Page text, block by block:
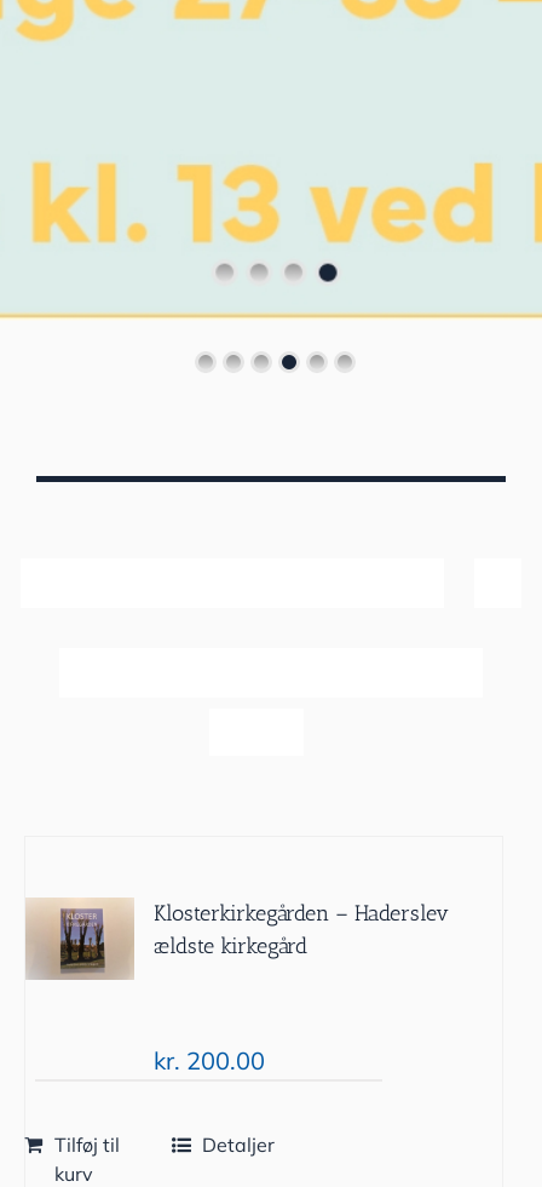
Klosterkirkegården – Haderslev
ældste kirkegård
kr. 200.00
Tilføj til
kurv
Detaljer